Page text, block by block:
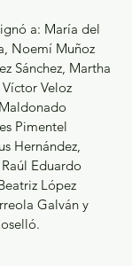
a: María del
Noemí Muñoz
Sánchez, Martha
Veloz
Pimentel
Hernández,
Eduardo
López
Galván y